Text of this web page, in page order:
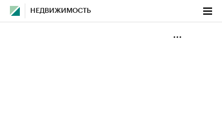
НЕДВИЖИМОСТЬ